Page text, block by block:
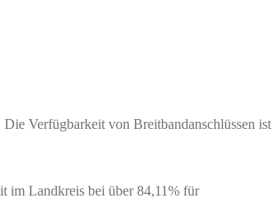
Verfügbarkeit von Breitbandanschlüssen ist
im Landkreis bei über 84,11% für